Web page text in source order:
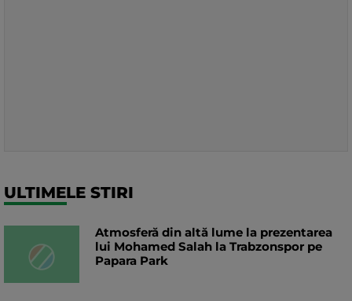
ULTIMELE STIRI
Atmosferă din altă lume la prezentarea
lui Mohamed Salah la Trabzonspor pe
Papara Park